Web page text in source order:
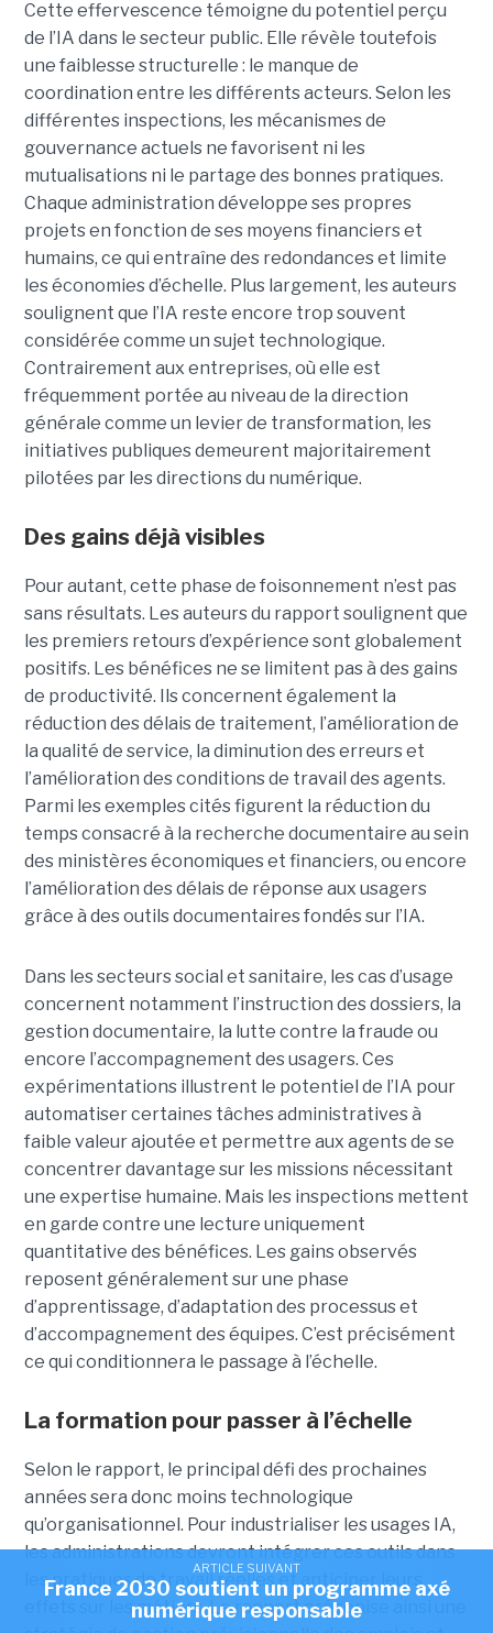
Cette effervescence témoigne du potentiel perçu
de l’IA dans le secteur public. Elle révèle toutefois
une faiblesse structurelle : le manque de
coordination entre les différents acteurs. Selon les
différentes inspections, les mécanismes de
gouvernance actuels ne favorisent ni les
mutualisations ni le partage des bonnes pratiques.
Chaque administration développe ses propres
projets en fonction de ses moyens financiers et
humains, ce qui entraîne des redondances et limite
les économies d’échelle. Plus largement, les auteurs
soulignent que l’IA reste encore trop souvent
considérée comme un sujet technologique.
Contrairement aux entreprises, où elle est
fréquemment portée au niveau de la direction
générale comme un levier de transformation, les
initiatives publiques demeurent majoritairement
pilotées par les directions du numérique.
Des gains déjà visibles
Pour autant, cette phase de foisonnement n’est pas
sans résultats. Les auteurs du rapport soulignent que
les premiers retours d’expérience sont globalement
positifs. Les bénéfices ne se limitent pas à des gains
de productivité. Ils concernent également la
réduction des délais de traitement, l’amélioration de
la qualité de service, la diminution des erreurs et
l’amélioration des conditions de travail des agents.
Parmi les exemples cités figurent la réduction du
temps consacré à la recherche documentaire au sein
des ministères économiques et financiers, ou encore
l’amélioration des délais de réponse aux usagers
grâce à des outils documentaires fondés sur l’IA.
Dans les secteurs social et sanitaire, les cas d’usage
concernent notamment l’instruction des dossiers, la
gestion documentaire, la lutte contre la fraude ou
encore l’accompagnement des usagers. Ces
expérimentations illustrent le potentiel de l’IA pour
automatiser certaines tâches administratives à
faible valeur ajoutée et permettre aux agents de se
concentrer davantage sur les missions nécessitant
une expertise humaine. Mais les inspections mettent
en garde contre une lecture uniquement
quantitative des bénéfices. Les gains observés
reposent généralement sur une phase
d’apprentissage, d’adaptation des processus et
d’accompagnement des équipes. C’est précisément
ce qui conditionnera le passage à l’échelle.
La formation pour passer à l’échelle
Selon le rapport, le principal défi des prochaines
années sera donc moins technologique
qu’organisationnel. Pour industrialiser les usages IA,
les administrations devront intégrer ces outils dans
les pratiques de travail réelles et anticiper leurs
effets sur les métiers. Le rapport préconise ainsi une
ARTICLE SUIVANT
France 2030 soutient un programme axé
numérique responsable